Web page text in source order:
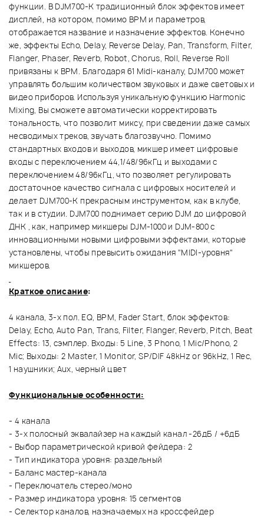
функции. В DJM700-K традиционный блок эффектов имеет
дисплей, на котором, помимо ВРМ и параметров,
отображается название и назначение эффектов. Конечно
же, эффекты Echo, Delay, Reverse Delay, Pan, Transform, Filter,
Flanger, Phaser, Reverb, Robot, Chorus, Roll, Reverse Roll
привязаны к ВРМ. Благодаря 61 Midi-каналу, DJM700 может
управлять большим количеством звуковых и даже световых и
видео приборов. Используя уникальную функцию Harmonic
Mixing, Вы сможете автоматически корректировать
тональность, что позволит миксу, при сведении даже самых
несводимых треков, звучать благозвучно. Помимо
стандартных входов и выходов, микшер имеет цифровые
входы с переключением 44,1/48/96кГц и выходами с
переключением 48/96кГц, что позволяет регулировать
достаточное качество сигнала с цифровых носителей и
делает DJM700-K прекрасным инструментом, как в клубе,
так и в студии. DJM700 поднимает серию DJM до цифровой
ДНК , как, например микшеры DJM-1000 и DJM-800 с
инновационными новыми цифровыми эффектами, которые
установлены, чтобы превысить ожидания "MIDI-уровня"
микшеров.
Краткое описание:
4 канала, 3-х пол. EQ, BPM, Fader Start, блок эффектов:
Delay, Echo, Auto Pan, Trans, Filter, Flanger, Reverb, Pitch, Beat
Effects: 13, сэмплер. Входы: 5 Line, 3 Phono, 1 Mic/Phono, 2
Mic; Выходы: 2 Master, 1 Monitor, SP/DIF 48kHz or 96kHz, 1 Rec,
1 наушники; Aux, черный цвет
Функциональные особенности:
- 4 канала
- 3-х полосный эквалайзер на каждый канал -26дБ / +6дБ
- Выбор параметрической кривой фейдера: 2
- Тип индикатора уровня: раздельный
- Баланс мастер-канала
- Переключатель стерео/моно
- Размер индикатора уровня: 15 сегментов
- Селектор каналов, назначаемых на кроссфейдер